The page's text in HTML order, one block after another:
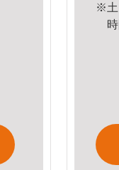
※土